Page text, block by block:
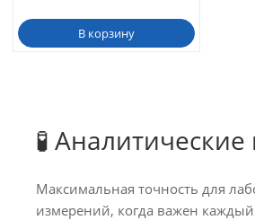
В корзину
🧪
Максимальная точность для
измерений, когда важен